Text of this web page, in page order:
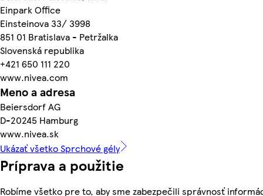
Einpark Office
Einsteinova 33/ 3998
851 01 Bratislava - Petržalka
Slovenská republika
+421 650 111 220
www.nivea.com
Meno a adresa
Beiersdorf AG
D-20245 Hamburg
www.nivea.sk
Ukázať všetko Sprchové gély
Príprava a použitie
Robíme všetko pre to, aby sme zabezpečili správnosť